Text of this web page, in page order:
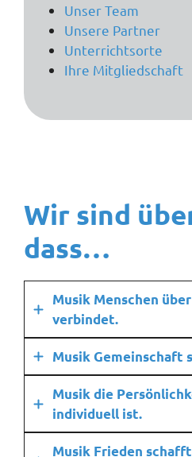
Unser Team
Unsere Partner
Unterrichtsorte
Ihre Mitgliedschaft
Wir sind
dass…
Musik Menschen
verbindet.
Musik Gemeinschaft
Musik die
individuell ist.
Musik Frieden